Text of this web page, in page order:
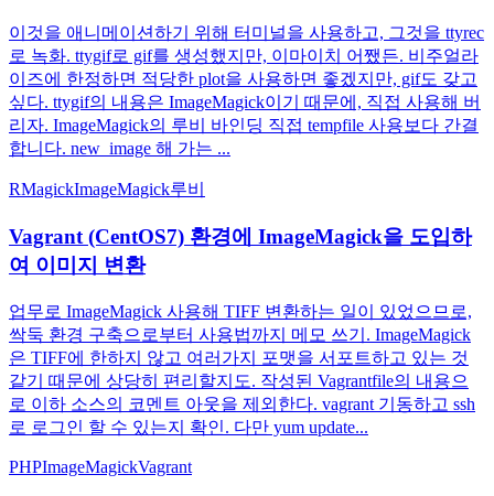
이것을 애니메이션하기 위해 터미널을 사용하고, 그것을 ttyrec
로 녹화. ttygif로 gif를 생성했지만, 이마이치 어쨌든. 비주얼라
이즈에 한정하면 적당한 plot을 사용하면 좋겠지만, gif도 갖고
싶다. ttygif의 내용은 ImageMagick이기 때문에, 직접 사용해 버
리자. ImageMagick의 루비 바인딩 직접 tempfile 사용보다 간결
합니다. new_image 해 가는 ...
RMagickImageMagick루비
Vagrant (CentOS7) 환경에 ImageMagick을 도입하
여 이미지 변환
업무로 ImageMagick 사용해 TIFF 변환하는 일이 있었으므로,
싹둑 환경 구축으로부터 사용법까지 메모 쓰기. ImageMagick
은 TIFF에 한하지 않고 여러가지 포맷을 서포트하고 있는 것
같기 때문에 상당히 편리할지도. 작성된 Vagrantfile의 내용으
로 이하 소스의 코멘트 아웃을 제외한다. vagrant 기동하고 ssh
로 로그인 할 수 있는지 확인. 다만 yum update...
PHPImageMagickVagrant